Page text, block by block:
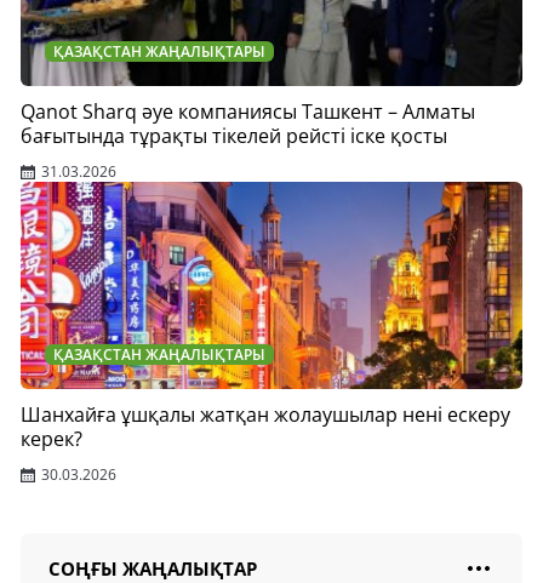
ҚАЗАҚСТАН ЖАҢАЛЫҚТАРЫ
Qanot Sharq әуе компаниясы Ташкент – Алматы
бағытында тұрақты тікелей рейсті іске қосты
31.03.2026
ҚАЗАҚСТАН ЖАҢАЛЫҚТАРЫ
Шанхайға ұшқалы жатқан жолаушылар нені ескеру
керек?
30.03.2026
СОҢҒЫ ЖАҢАЛЫҚТАР